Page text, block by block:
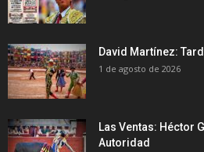
David Martínez:
1 de agosto de 2026
Las Ventas: Héctor
Autoridad